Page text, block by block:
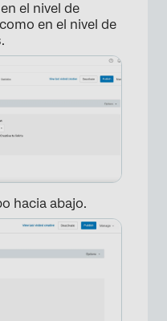
el nivel de
en el nivel de
hacia abajo.